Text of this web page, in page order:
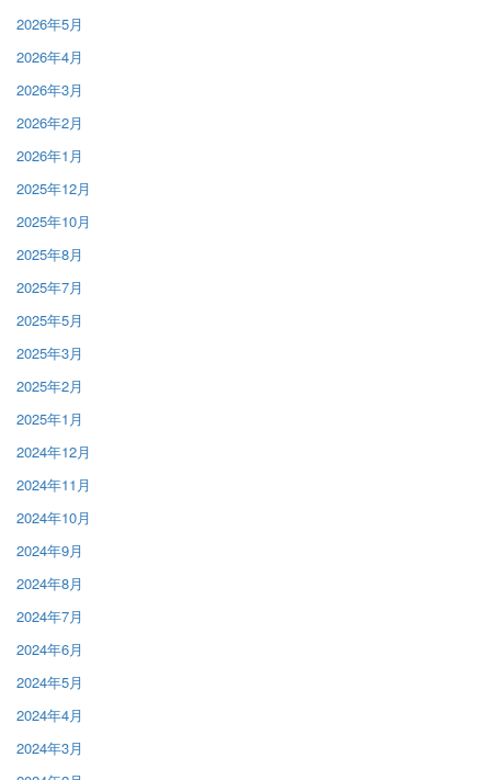
2026年5月
2026年4月
2026年3月
2026年2月
2026年1月
2025年12月
2025年10月
2025年8月
2025年7月
2025年5月
2025年3月
2025年2月
2025年1月
2024年12月
2024年11月
2024年10月
2024年9月
2024年8月
2024年7月
2024年6月
2024年5月
2024年4月
2024年3月